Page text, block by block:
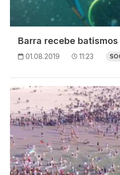
Barra recebe
01.08.2019 11:23
Imagem